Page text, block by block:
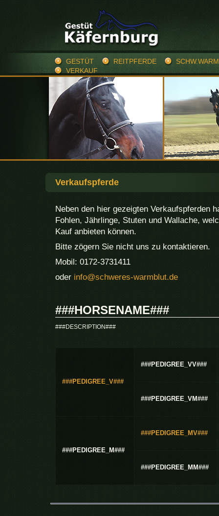
GESTÜT REITPFERDE
VERKAUF
Verkaufspferde
Neben den hier gezeigten Verkaufspferden
Fohlen, Jährlinge, Stuten und Wallache,
Kauf anbieten können.
Bitte zögern Sie nicht uns zu kontaktieren.
Mobil: 0172-3731411
oder info@schweres-warmblut.de
###HORSENAME###
###DESCRIPTION###
###PEDIGREE_V###
###PEDIGREE_VV###
###PEDIGREE_VM###
###PEDIGREE_M###
###PEDIGREE_MV###
###PEDIGREE_MM###